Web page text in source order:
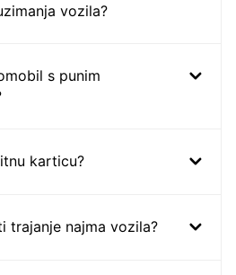
vozila?
s punim
karticu?
trajanje najma vozila?